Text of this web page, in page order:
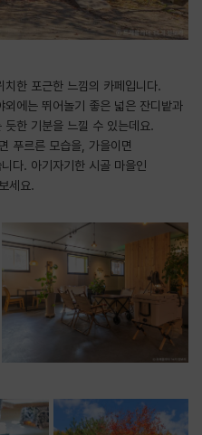
한 포근한 느낌의 카페입니다.
에는 뛰어놀기 좋은 넓은 잔디밭과
한 기분을 느낄 수 있는데요.
푸르른 모습을, 가을이면
다. 아기자기한 시골 마을인
세요.